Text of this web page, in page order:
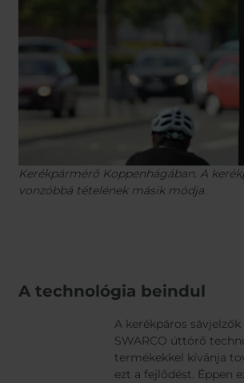
Kerékpármérő Koppenhágában. A
vonzóbbá tételének másik módja.
A technológia beindul
A kerékpáros
SWARCO úttörő
termékekkel kívánja
ezt a fejlődést. Éppen